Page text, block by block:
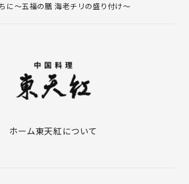
に～五福の膳 海老チリの盛り付け～
ホーム東天紅について